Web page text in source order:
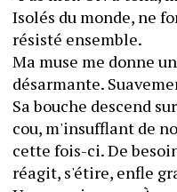
Isolés du monde, ne
résisté ensemble.
Ma muse me donne
désarmante.
Sa bouche descend
cou, m'insufflant de
cette fois-ci. De
réagit, s'étire, enfle